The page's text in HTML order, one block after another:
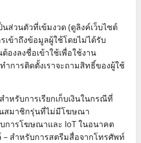
นส่วนตัวที่เข้มงวด (ดูลิงค์เว็บไซต์
เข้าถึงข้อมูลผู้ใช้โดยไม่ได้รับ
องลงชื่อเข้าใช้เพื่อใช้งาน
การติดตั้งเราจะถามสิทธิ์ของผู้ใช้
ำหรับการเรียกเก็บเงินในกรณีที่
สมาชิกรุ่นที่ไม่มีโฆษณา
การโฆษณาและ IoT ในอนาคต
– สำหรับการสตรีมสื่อจากโทรศัพท์